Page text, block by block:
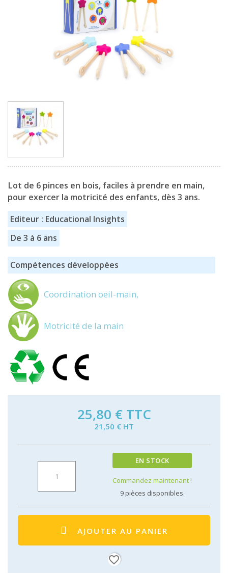
Lot de 6 pinces en bois, faciles à prendre en main,
pour exercer la motricité des enfants, dès 3 ans.
Editeur : Educational Insights
De 3 à 6 ans
Compétences développées
Coordination oeil-main,
Motricité de la main
25,80 € TTC
21,50 € HT
EN STOCK
Commandez maintenant !
9pièces disponibles.
AJOUTER AU PANIER
favorite_border